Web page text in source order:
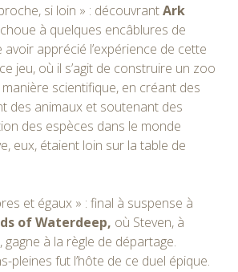
si loin » : découvrantArk
à quelques encâblures de
avoir apprécié l’expérience de cette
jeu, où il s’agit de construire un zoo
scientifique, en créant des
des animaux et soutenant des
des espèces dans le monde
eux, étaient loin sur la table de
et égaux » : final à suspense à
of Waterdeep, où Steven, à
à la règle de départage.
pleines fut l’hôte de ce duel épique.